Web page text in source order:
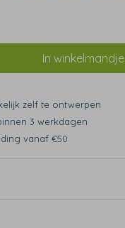
In winkelmandje
zelf te ontwerpen
3 werkdagen
vanaf €50